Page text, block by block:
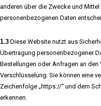
anderen über die Zwecke und
personenbezogenen Daten
1.3 Diese Website nutzt aus
Übertragung personenbezogener
Bestellungen oder Anfragen an den
Verschlüsselung. Sie können eine
Zeichenfolge „https://“ und dem
erkennen.